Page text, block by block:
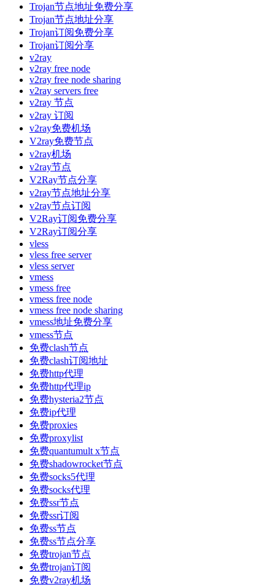
Trojan节点地址免费分享
Trojan节点地址分享
Trojan订阅免费分享
Trojan订阅分享
v2ray
v2ray free node
v2ray free node sharing
v2ray servers free
v2ray 节点
v2ray 订阅
v2ray免费机场
V2ray免费节点
v2ray机场
v2ray节点
V2Ray节点分享
v2ray节点地址分享
v2ray节点订阅
V2Ray订阅免费分享
V2Ray订阅分享
vless
vless free server
vless server
vmess
vmess free
vmess free node
vmess free node sharing
vmess地址免费分享
vmess节点
免费clash节点
免费clash订阅地址
免费http代理
免费http代理ip
免费hysteria2节点
免费ip代理
免费proxies
免费proxylist
免费quantumult x节点
免费shadowrocket节点
免费socks5代理
免费socks代理
免费ssr节点
免费ssr订阅
免费ss节点
免费ss节点分享
免费trojan节点
免费trojan订阅
免费v2ray机场